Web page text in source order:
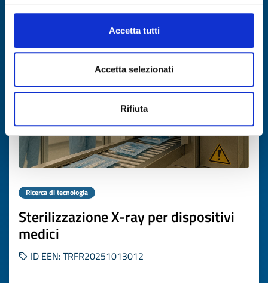
Accetta tutti
Accetta selezionati
Rifiuta
Scade il27 ottobre 2026
Ricerca di tecnologia
Sterilizzazione X-ray per dispositivi
medici
ID EEN: TRFR20251013012